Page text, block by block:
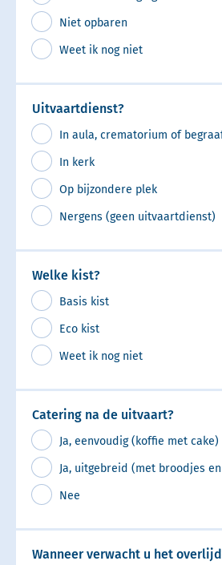
Niet opbaren
Weet ik nog niet
Uitvaartdienst?
In aula, crematorium of
In kerk
Op bijzondere plek
Nergens (geen uitvaartdienst)
Welke kist?
Basis kist
Eco kist
Weet ik nog niet
Catering na de uitvaart?
Ja, eenvoudig (koffie met cake)
Ja, uitgebreid (met broodjes
Nee
Wanneer verwacht u het